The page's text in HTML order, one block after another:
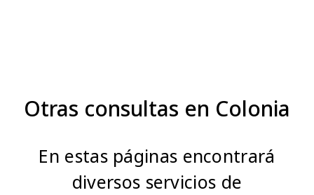
Otras consultas en Colonia
En estas páginas encontrará
diversos servicios de